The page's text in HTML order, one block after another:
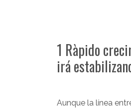
1 Ràpido
irá
Aunque la línea